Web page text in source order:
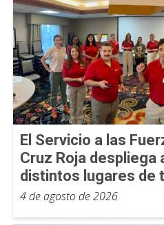
El Servicio a las
Cruz Roja despliega
distintos lugares de
4 de agosto de 2026